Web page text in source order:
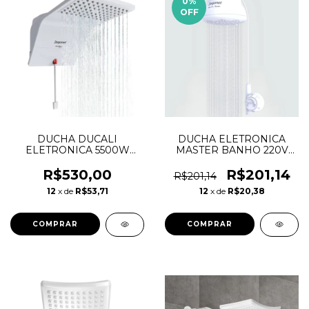
DUCHA DUCALI
ELETRONICA 5500W
R$530,00
12 x de R$53,71
OFF
DUCHA ELETRONICA
MASTER BANHO 220V
R$201,14
R$201,14
12 x de R$20,38